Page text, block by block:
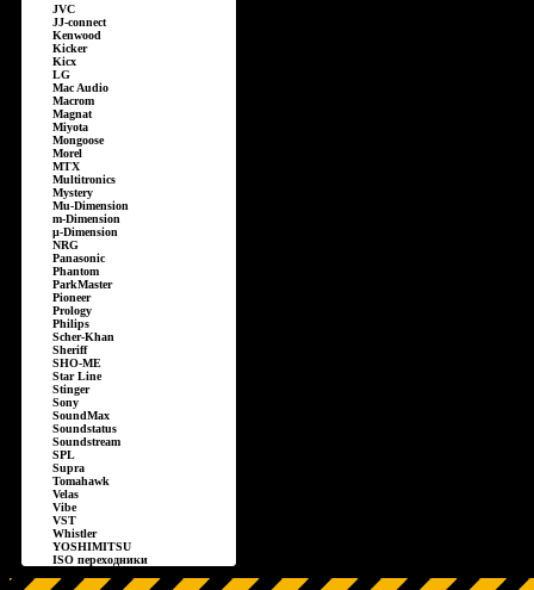
JVC
JJ-connect
Kenwood
Kicker
Kicx
LG
Mac Audio
Macrom
Magnat
Miyota
Mongoose
Morel
MTX
Multitronics
Mystery
Mu-Dimension
m-Dimension
µ-Dimension
NRG
Panasonic
Phantom
ParkMaster
Pioneer
Prology
Philips
Scher-Khan
Sheriff
SHO-ME
Star Line
Stinger
Sony
SoundMax
Soundstatus
Soundstream
SPL
Supra
Tomahawk
Velas
Vibe
VST
Whistler
YOSHIMITSU
ISO переходники